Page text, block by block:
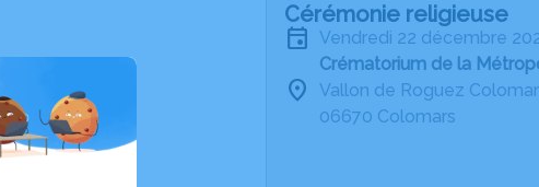
Cérémonie religieuse
vendredi 22 décembre
Crématorium de la
Vallon de Roguez
06670 Colomars